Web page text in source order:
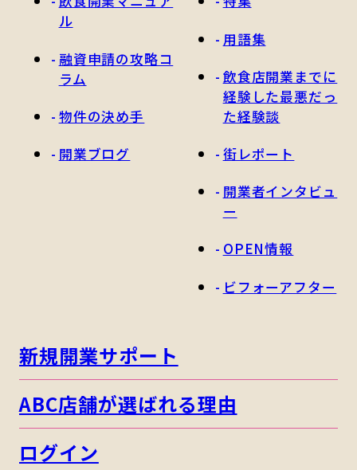
ル
融資申請の攻略コ
ラム
物件の決め手
開業ブログ
用語集
飲食店開業までに
経験した最悪だっ
た経験談
街レポート
開業者インタビュ
ー
OPEN情報
ビフォーアフター
新規開業サポート
ABC店舗が選ばれる理由
ログイン